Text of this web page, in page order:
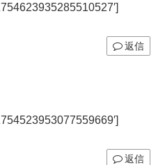
返信
返信